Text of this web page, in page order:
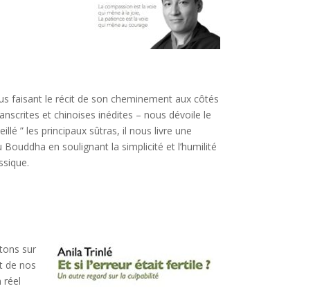
faisant le récit de son cheminement aux côtés
et chinoises inédites – nous dévoile le
” les principaux sûtras, il nous livre une
en soulignant la simplicité et l’humilité
sur
de nos
réel